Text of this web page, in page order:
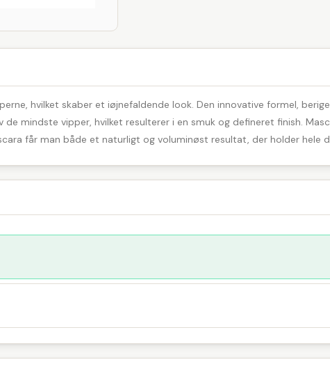
hvilket skaber et iøjnefaldende look. Den innovative formel,
mindste vipper, hvilket resulterer i en smuk og defineret finish.
får man både et naturligt og voluminøst resultat, der holder hele